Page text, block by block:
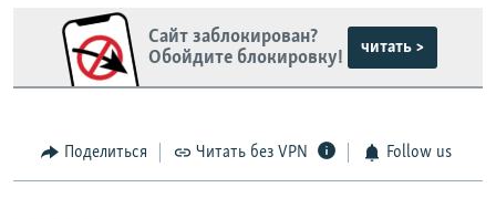
Сайт заблокирован?
Обойдите блокировку!
читать >
Поделиться Читать без VPN Follow us